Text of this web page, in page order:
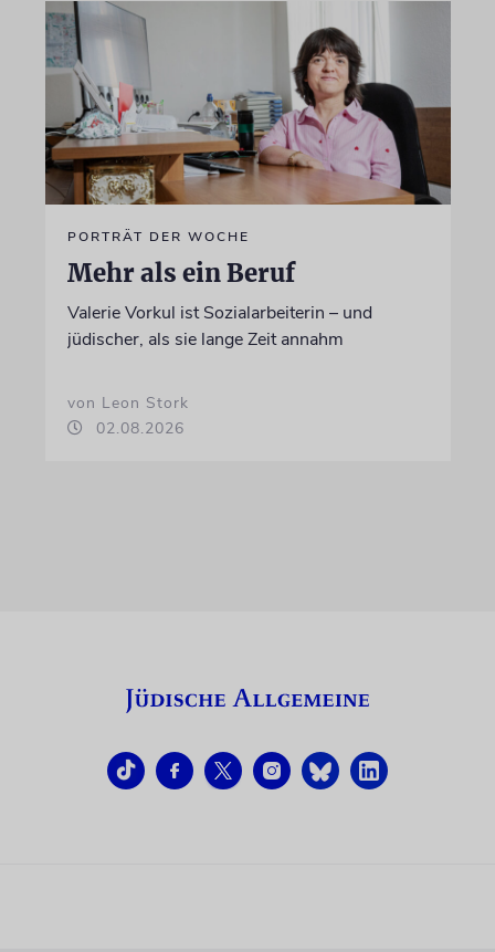
PORTRÄT DER WOCHE
Mehr als ein Beruf
Valerie Vorkul ist Sozialarbeiterin – und
jüdischer, als sie lange Zeit annahm
von Leon Stork
02.08.2026